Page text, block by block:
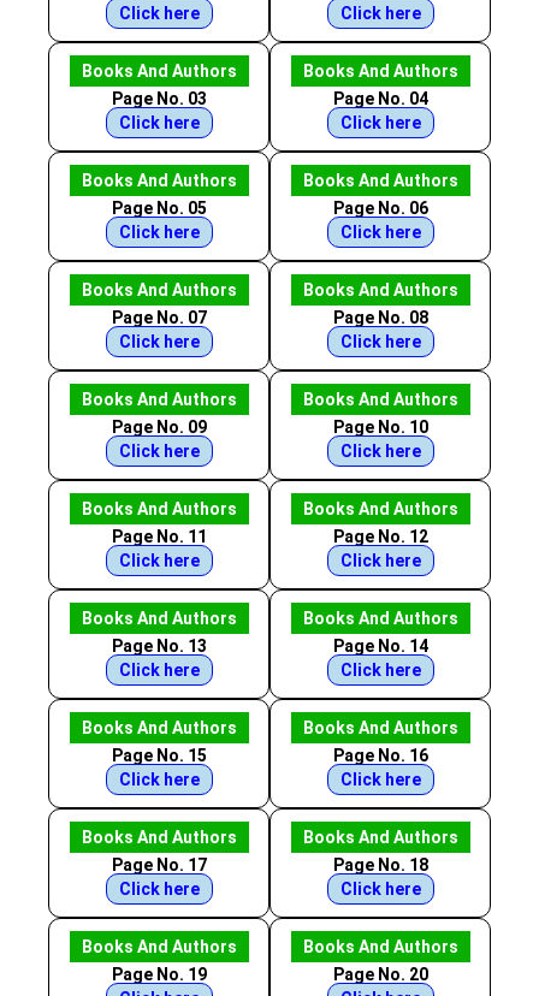
Click here
Click here
Books And Authors
Page No. 03
Click here
Books And Authors
Page No. 04
Click here
Books And Authors
Page No. 05
Click here
Books And Authors
Page No. 06
Click here
Books And Authors
Page No. 07
Click here
Books And Authors
Page No. 08
Click here
Books And Authors
Page No. 09
Click here
Books And Authors
Page No. 10
Click here
Books And Authors
Page No. 11
Click here
Books And Authors
Page No. 12
Click here
Books And Authors
Page No. 13
Click here
Books And Authors
Page No. 14
Click here
Books And Authors
Page No. 15
Click here
Books And Authors
Page No. 16
Click here
Books And Authors
Page No. 17
Click here
Books And Authors
Page No. 18
Click here
Books And Authors
Page No. 19
Books And Authors
Page No. 20